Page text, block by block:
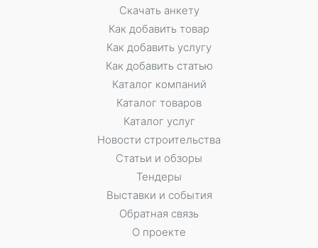
Скачать анкету
Как добавить товар
Как добавить услугу
Как добавить статью
Каталог компаний
Каталог товаров
Каталог услуг
Новости строительства
Статьи и обзоры
Тендеры
Выставки и события
Обратная связь
О проекте